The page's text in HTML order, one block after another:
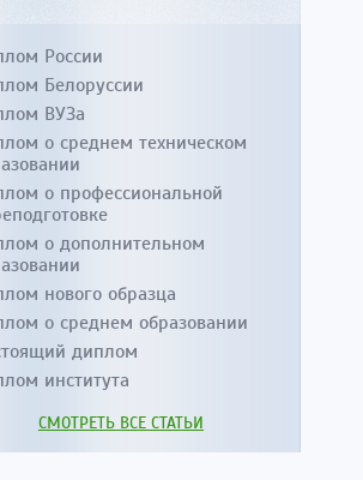
России
Белоруссии
ВУЗа
о среднем техническом
о профессиональной
о дополнительном
нового образца
о среднем образовании
диплом
института
СМОТРЕТЬ ВСЕ СТАТЬИ